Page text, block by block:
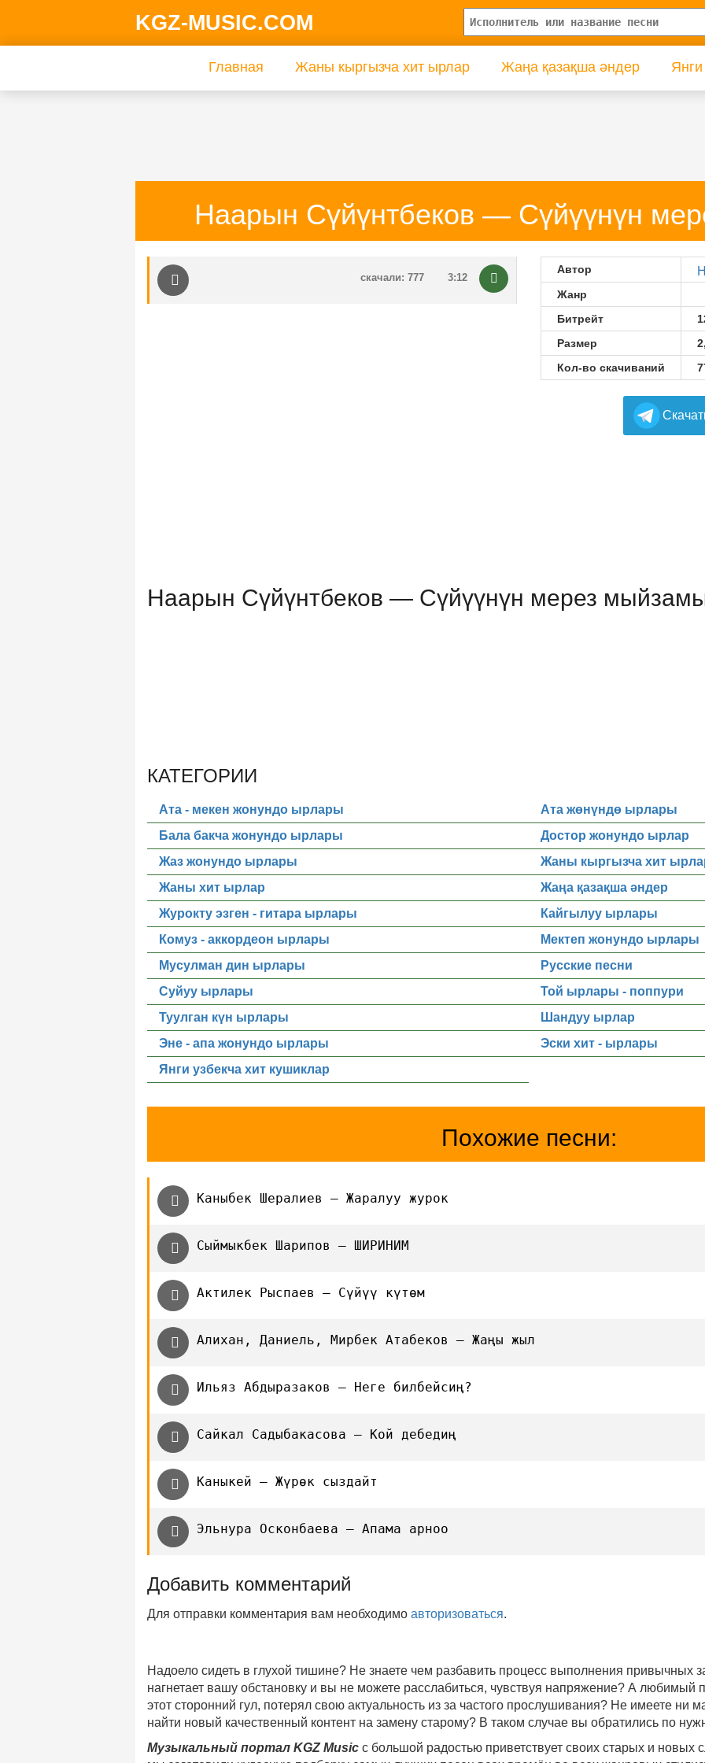
KGZ-MUSIC.COM
Главная Жаны кыргызча хит ырлар Жаңа қазақша әндер
Наарын Сүйүнтбеков — Сүйүүнүн
3:12
скачали: 777
Автор
Жанр
Битрейт
Размер
Кол-во скачиваний
Наарын Сүйүнтбеков — Сүйүүнүн мерез
КАТЕГОРИИ
Ата - мекен жонундо ырлары
Ата жөнүндө ырлары
Бала бакча жонундо ырлары
Достор жонундо ырлар
Жаз жонундо ырлары
Жаны кыргызча хит
Жаны хит ырлар
Жаңа қазақша әндер
Журокту эзген - гитара ырлары
Кайгылуу ырлары
Комуз - аккордеон ырлары
Мектеп жонундо ырлары
Мусулман дин ырлары
Русские песни
Суйуу ырлары
Той ырлары - поппури
Туулган күн ырлары
Шандуу ырлар
Эне - апа жонундо ырлары
Эски хит - ырлары
Янги узбекча хит кушиклар
Похожие песни:
Каныбек Шералиев — Жаралуу журок
Сыймыкбек Шарипов — ШИРИНИМ
Актилек Рыспаев — Cүйүү күтөм
Алихан, Даниель, Мирбек Атабеков — Жаңы жыл
Ильяз Абдыразаков — Неге билбейсиң?
Сайкал Садыбакасова — Кой дебедиң
Каныкей — Жүрөк сыздайт
Эльнура Осконбаева — Апама арноо
Добавить комментарий
Для отправки комментария вам необходимо авторизоваться.
Надоело сидеть в глухой тишине? Не знаете чем разбавить процесс выполнения
нагнетает вашу обстановку и вы не можете расслабиться, чувствуя напряжение? А любимый
этот сторонний гул, потерял свою актуальность из за частого прослушивания? Не имеете ни
найти новый качественный контент на замену старому? В таком случае вы обратились по
Музыкальный портал KGZ Music с большой радостью приветствует своих старых и новых